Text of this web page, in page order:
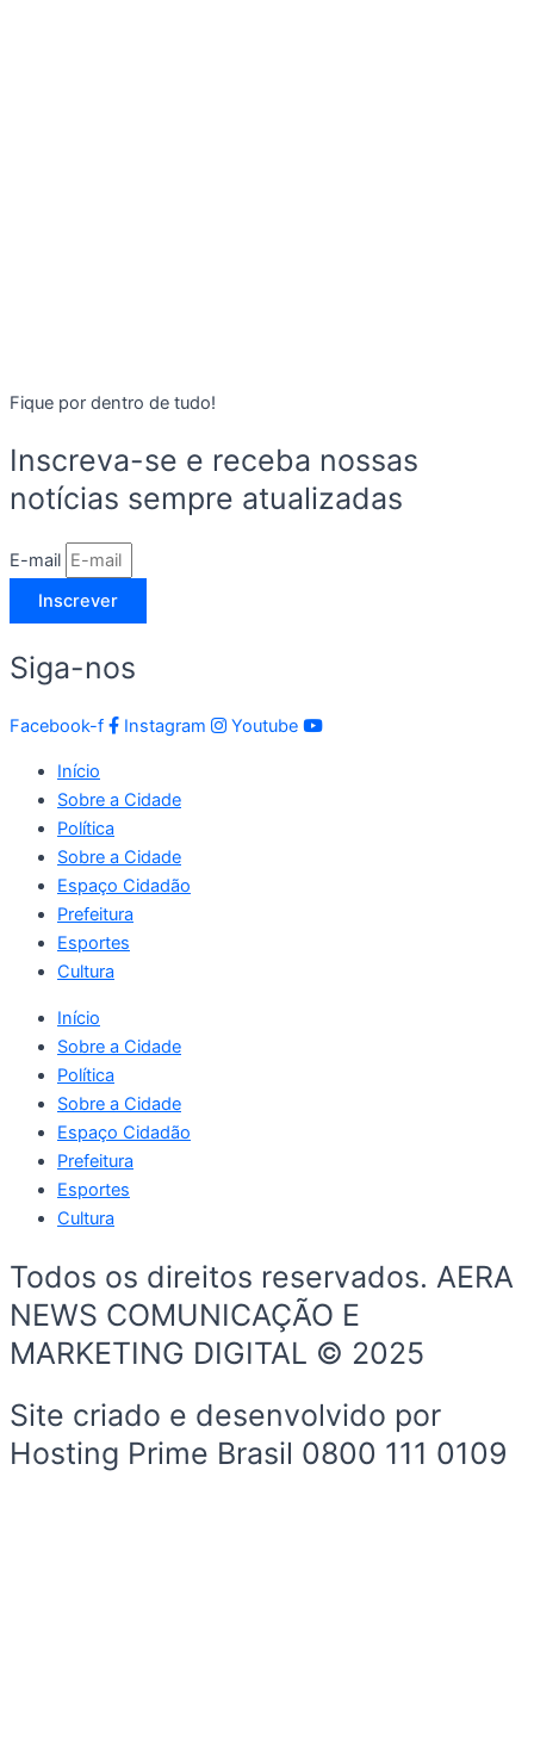
Fique por dentro de tudo!
Inscreva-se e receba nossas
notícias sempre atualizadas
E-mail
Inscrever
Siga-nos
Facebook-f Instagram Youtube
Início
Sobre a Cidade
Política
Sobre a Cidade
Espaço Cidadão
Prefeitura
Esportes
Cultura
Início
Sobre a Cidade
Política
Sobre a Cidade
Espaço Cidadão
Prefeitura
Esportes
Cultura
Todos os direitos reservados. AERA
NEWS COMUNICAÇÃO E
MARKETING DIGITAL © 2025
Site criado e desenvolvido por
Hosting Prime Brasil 0800 111 0109